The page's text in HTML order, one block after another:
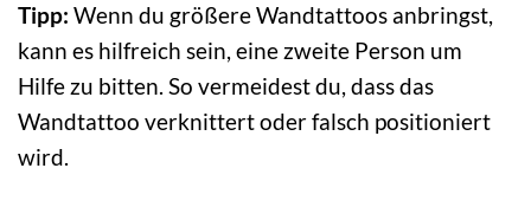
Tipp: Wenn du größere Wandtattoos anbringst,
kann es hilfreich sein, eine zweite Person um
Hilfe zu bitten. So vermeidest du, dass das
Wandtattoo verknittert oder falsch positioniert
wird.